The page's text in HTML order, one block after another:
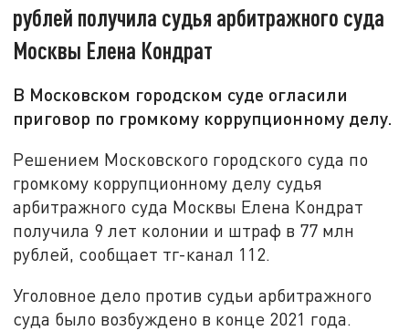
рублей получила судья арбитражного суда
Москвы Елена Кондрат
В Московском городском суде огласили
приговор по громкому коррупционному делу.
Решением Московского городского суда по
громкому коррупционному делу судья
арбитражного суда Москвы Елена Кондрат
получила 9 лет колонии и штраф в 77 млн
рублей, сообщает тг-канал 112.
Уголовное дело против судьи арбитражного
суда было возбуждено в конце 2021 года.